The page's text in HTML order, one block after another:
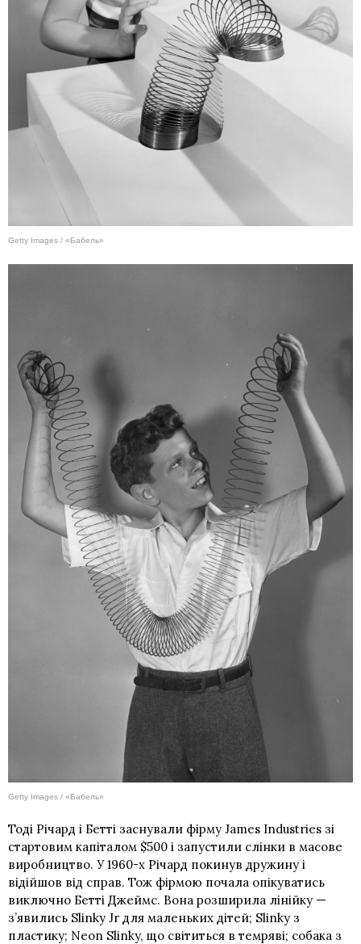
Getty Images / «Бабель»
Getty Images / «Бабель»
Тоді Річард і Бетті заснували фірму James Industries зі
стартовим капіталом $500 і запустили слінки в масове
виробництво. У 1960-х Річард покинув дружину і
відійшов від справ. Тож фірмою почала опікуватись
виключно Бетті Джеймс. Вона розширила лінійку —
з’явились Slinky Jr для маленьких дітей; Slinky з
пластику; Neon Slinky, що світиться в темряві; собака з